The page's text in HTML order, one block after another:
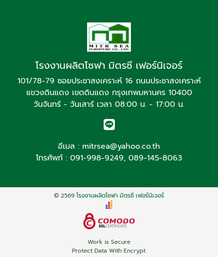
โรงงานผลิตโซฟา มิตรซี เฟอร์นิเจอร์
101/78-79 ซอยประชาสงเคราะห์ 16 ถนนประชาสงเคราะห์
แขวงดินแดง เขตดินแดง กรุงเทพมหานคร 10400
วันจันทร์ - วันเสาร์ เวลา 08:00 น. - 17:00 น.
อีเมล : mitrsea@yahoo.co.th
โทรศัพท์ : 091-998-9249, 089-145-8063
© 2569 โรงงานผลิตโซฟา มิตรซี เฟอร์นิเจอร์
Work is Secure
Protect Data With Encrypt